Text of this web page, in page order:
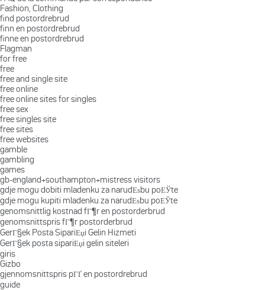
Fashion, Clothing
find postordrebrud
finn en postordrebrud
finne en postordrebrud
Flagman
for free
free
free and single site
free online
free online sites for singles
free sex
free singles site
free sites
free websites
gamble
gambling
games
gb-england+southampton+mistress visitors
gdje mogu dobiti mladenku za narudЕѕbu poЕЎte
gdje mogu kupiti mladenku za narudЕѕbu poЕЎte
genomsnittlig kostnad fГ¶r en postorderbrud
genomsnittspris fГ¶r postorderbrud
GerГ§ek Posta SipariЕџi Gelin Hizmeti
GerГ§ek posta sipariЕџi gelin siteleri
giris
Gizbo
gjennomsnittspris pГҐ en postordrebrud
guide